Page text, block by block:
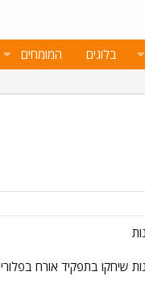
בלוגים המומחים
שיחקו בתפקיד אורח